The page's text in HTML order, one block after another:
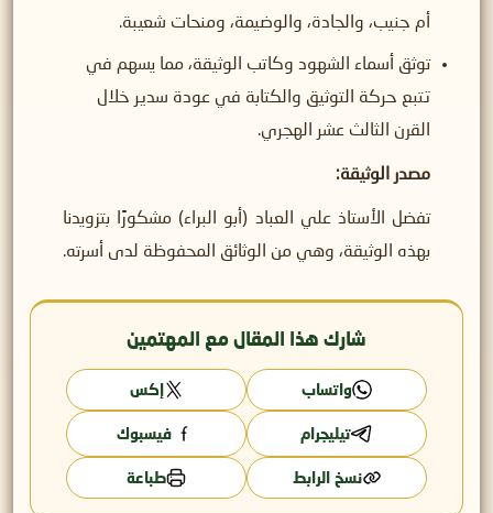
أم جنيب، والجادة، والوضيمة، ومنحات شعيبة.
توثق أسماء الشهود وكاتب الوثيقة، مما يسهم في
تتبع حركة التوثيق والكتابة في عودة سدير خلال
القرن الثالث عشر الهجري.
مصدر الوثيقة:
تفضل الأستاذ علي العباد (أبو البراء) مشكورًا بتزويدنا
بهذه الوثيقة، وهي من الوثائق المحفوظة لدى أسرته.
شارك هذا المقال مع المهتمين
واتساب إكس
تيليجرام فيسبوك
نسخ الرابط طباعة